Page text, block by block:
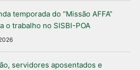
temporada do “Missão AFFA”
o trabalho no SISBI-POA
servidores aposentados e